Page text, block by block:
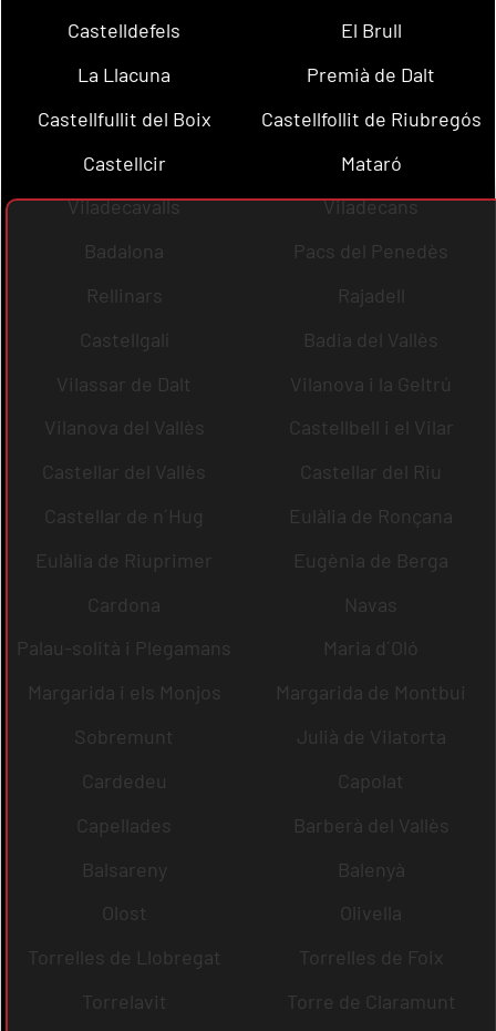
Castelldefels
El Brull
La Llacuna
Premià de Dalt
Castellfullit del Boix
Castellfollit de Riubregós
Castellcir
Mataró
Viladecavalls
Viladecans
Badalona
Pacs del Penedès
Rellinars
Rajadell
Castellgalí
Badia del Vallès
Vilassar de Dalt
Vilanova i la Geltrú
Vilanova del Vallès
Castellbell i el Vilar
Castellar del Vallès
Castellar del Riu
Castellar de n´Hug
Eulàlia de Ronçana
Eulàlia de Riuprimer
Eugènia de Berga
Cardona
Navas
Palau-solità i Plegamans
Maria d´Oló
Margarida i els Monjos
Margarida de Montbui
Sobremunt
Julià de Vilatorta
Cardedeu
Capolat
Capellades
Barberà del Vallès
Balsareny
Balenyà
Olost
Olivella
Torrelles de Llobregat
Torrelles de Foix
Torrelavit
Torre de Claramunt